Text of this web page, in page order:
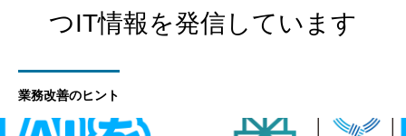
つIT情報を発信しています
業務改善のヒント